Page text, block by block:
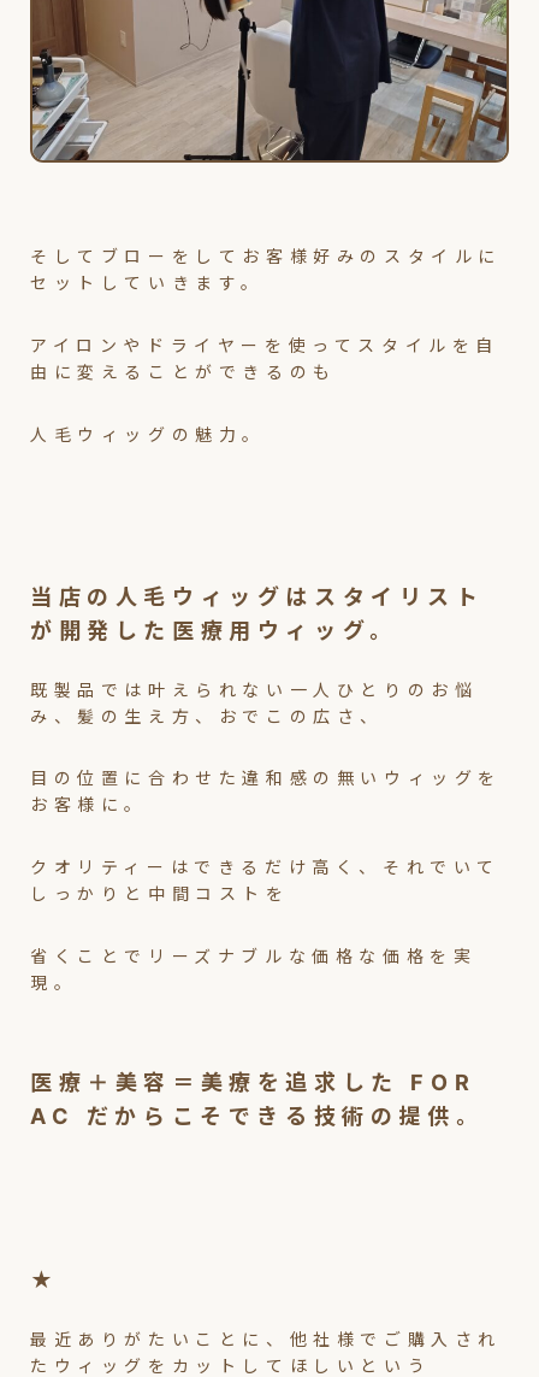
そしてブローをしてお客様好みのスタイルに
セットしていきます。
アイロンやドライヤーを使ってスタイルを自
由に変えることができるのも
人毛ウィッグの魅力。
当店の人毛ウィッグはスタイリスト
が開発した医療用ウィッグ。
既製品では叶えられない一人ひとりのお悩
み、髪の生え方、おでこの広さ、
目の位置に合わせた違和感の無いウィッグを
お客様に。
クオリティーはできるだけ高く、それでいて
しっかりと中間コストを
省くことでリーズナブルな価格な価格を実
現。
医療＋美容＝美療を追求した FOR
AC だからこそできる技術の提供。
★
最近ありがたいことに、他社様でご購入され
たウィッグをカットしてほしいという